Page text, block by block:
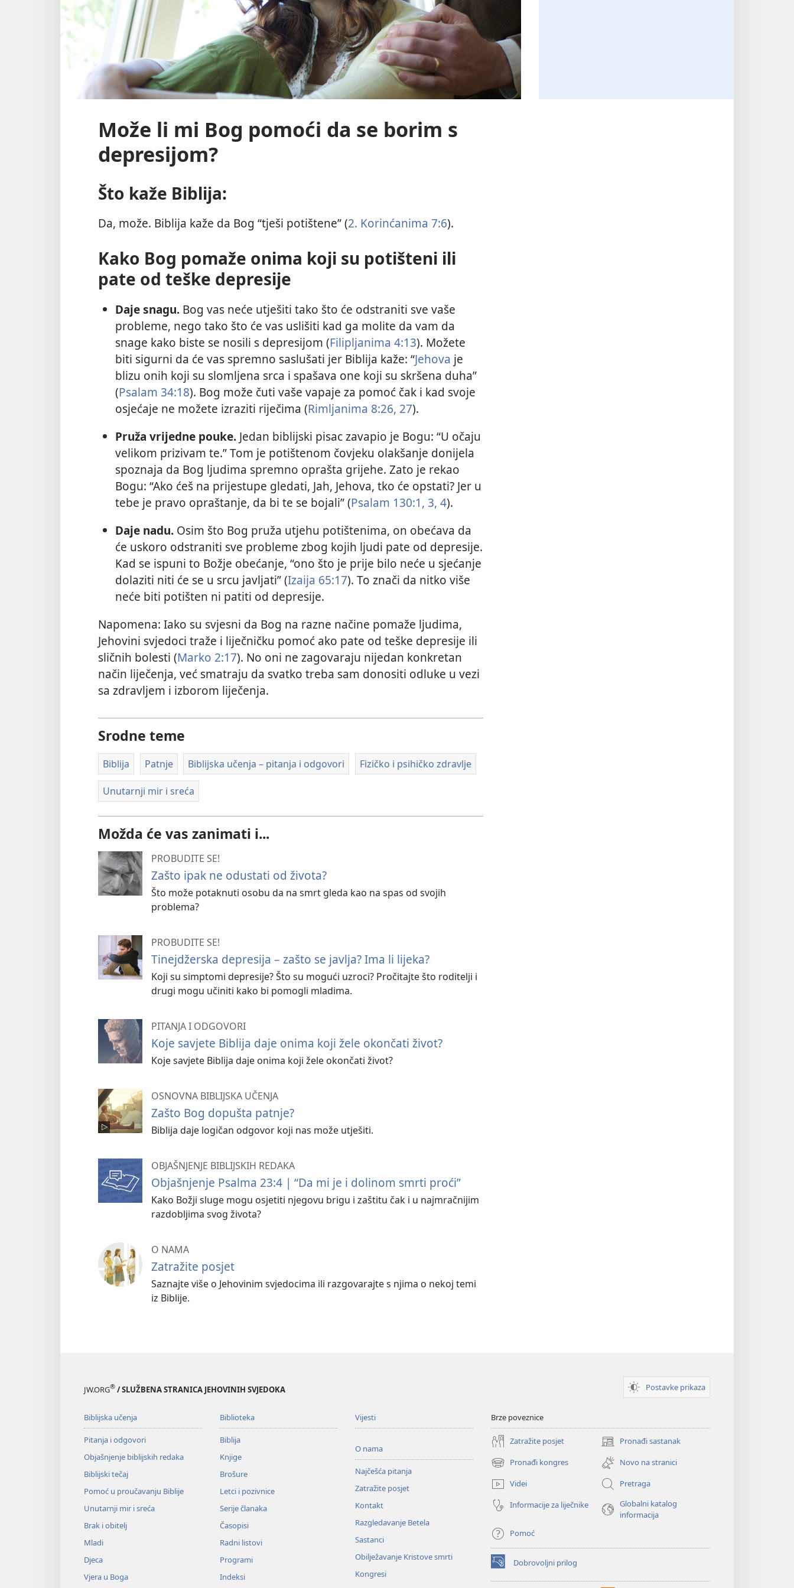
Može li mi Bog pomoći da se borim s
depresijom?
Što kaže Biblija:
Da, može. Biblija kaže da Bog “tješi potištene” (2. Korinćanima 7:6).
Kako Bog pomaže onima koji su potišteni ili
pate od teške depresije
Daje snagu.Bog vas neće utješiti tako što će odstraniti sve vaše
probleme, nego tako što će vas uslišiti kad ga molite da vam da
snage kako biste se nosili s depresijom (Filipljanima 4:13). Možete
biti sigurni da će vas spremno saslušati jer Biblija kaže: “Jehova je
blizu onih koji su slomljena srca i spašava one koji su skršena duha”
(Psalam 34:18). Bog može čuti vaše vapaje za pomoć čak i kad svoje
osjećaje ne možete izraziti riječima (Rimljanima 8:26, 27).
Pruža vrijedne pouke.Jedan biblijski pisac zavapio je Bogu: “U očaju
velikom prizivam te.” Tom je potištenom čovjeku olakšanje donijela
spoznaja da Bog ljudima spremno oprašta grijehe. Zato je rekao
Bogu: “Ako ćeš na prijestupe gledati, Jah, Jehova, tko će opstati? Jer u
tebe je pravo opraštanje, da bi te se bojali” (Psalam 130:1, 3, 4).
Daje nadu.Osim što Bog pruža utjehu potištenima, on obećava da
će uskoro odstraniti sve probleme zbog kojih ljudi pate od depresije.
Kad se ispuni to Božje obećanje, “ono što je prije bilo neće u sjećanje
dolaziti niti će se u srcu javljati” (Izaija 65:17). To znači da nitko više
neće biti potišten ni patiti od depresije.
Napomena: Iako su svjesni da Bog na razne načine pomaže ljudima,
Jehovini svjedoci traže i liječničku pomoć ako pate od teške depresije ili
sličnih bolesti (Marko 2:17). No oni ne zagovaraju nijedan konkretan
način liječenja, već smatraju da svatko treba sam donositi odluke u vezi
sa zdravljem i izborom liječenja.
Srodne teme
Biblija Patnje Biblijska učenja – pitanja i odgovori Fizičko i psihičko zdravlje
Unutarnji mir i sreća
Možda će vas zanimati i...
PROBUDITE SE!
Zašto ipak ne odustati od života?
Što može potaknuti osobu da na smrt gleda kao na spas od svojih
problema?
PROBUDITE SE!
Tinejdžerska depresija – zašto se javlja? Ima li lijeka?
Koji su simptomi depresije? Što su mogući uzroci? Pročitajte što roditelji i
drugi mogu učiniti kako bi pomogli mladima.
PITANJA I ODGOVORI
Koje savjete Biblija daje onima koji žele okončati život?
Koje savjete Biblija daje onima koji žele okončati život?
OSNOVNA BIBLIJSKA UČENJA
Zašto Bog dopušta patnje?
Biblija daje logičan odgovor koji nas može utješiti.
OBJAŠNJENJE BIBLIJSKIH REDAKA
Objašnjenje Psalma 23:4 | “Da mi je i dolinom smrti proći”
Kako Božji sluge mogu osjetiti njegovu brigu i zaštitu čak i u najmračnijim
razdobljima svog života?
O NAMA
Zatražite posjet
Saznajte više o Jehovinim svjedocima ili razgovarajte s njima o nekoj temi
iz Biblije.
JW.ORG® / SLUŽBENA STRANICA JEHOVINIH SVJEDOKA Postavke prikaza
Biblijska učenja
Pitanja i odgovori
Objašnjenje biblijskih redaka
Biblijski tečaj
Pomoć u proučavanju Biblije
Unutarnji mir i sreća
Brak i obitelj
Mladi
Djeca
Vjera u Boga
Biblioteka
Biblija
Knjige
Brošure
Letci i pozivnice
Serije članaka
Časopisi
Radni listovi
Programi
Indeksi
Vijesti
O nama
Najčešća pitanja
Zatražite posjet
Kontakt
Razgledavanje Betela
Sastanci
Obilježavanje Kristove smrti
Kongresi
Brze poveznice
Zatražite posjet Pronađi sastanak
(otvara
se
novi
prozor)
Pronađi kongres
(otvara
se
novi
prozor)
Novo na stranici
Videi
Pretraga
Informacije za liječnike
Globalni katalog
informacija
Pomoć
Dobrovoljni prilog
(otvara
se